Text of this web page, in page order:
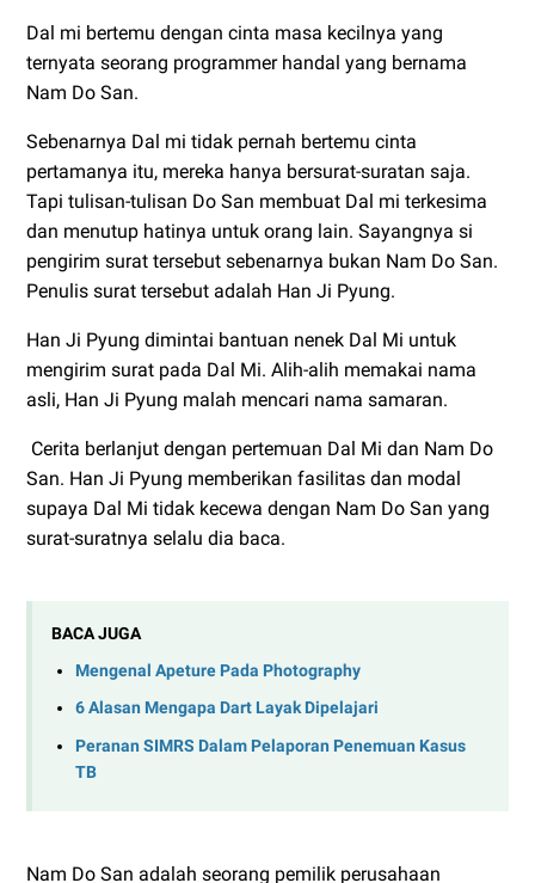
Dal mi bertemu dengan cinta masa kecilnya yang
ternyata seorang programmer handal yang bernama
Nam Do San.
Sebenarnya Dal mi tidak pernah bertemu cinta
pertamanya itu, mereka hanya bersurat-suratan saja.
Tapi tulisan-tulisan Do San membuat Dal mi terkesima
dan menutup hatinya untuk orang lain. Sayangnya si
pengirim surat tersebut sebenarnya bukan Nam Do San.
Penulis surat tersebut adalah Han Ji Pyung.
Han Ji Pyung dimintai bantuan nenek Dal Mi untuk
mengirim surat pada Dal Mi. Alih-alih memakai nama
asli, Han Ji Pyung malah mencari nama samaran.
Cerita berlanjut dengan pertemuan Dal Mi dan Nam Do
San. Han Ji Pyung memberikan fasilitas dan modal
supaya Dal Mi tidak kecewa dengan Nam Do San yang
surat-suratnya selalu dia baca.
BACA JUGA
Mengenal Apeture Pada Photography
6 Alasan Mengapa Dart Layak Dipelajari
Peranan SIMRS Dalam Pelaporan Penemuan Kasus
TB
Nam Do San adalah seorang pemilik perusahaan